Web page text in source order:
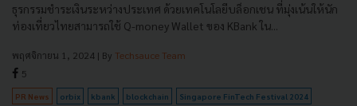
ธุรกรรมชำระเงินระหว่างประเทศ ด้วยเทคโนโลยีบล็อกเชน ที่มุ่งเน้นให้นัก
ท่องเที่ยวไทยสามารถใช้ Q-money Wallet ของ KBank ใน...
พฤศจิกายน 1, 2024 | By Techsauce Team
5
PR News orbix kbank blockchain Singapore FinTech Festival 2024